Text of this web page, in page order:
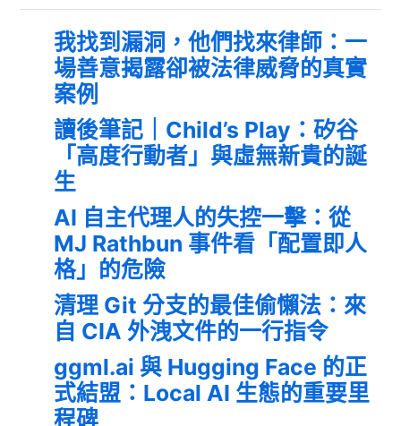
我找到漏洞，他們找來律師：一
場善意揭露卻被法律威脅的真實
案例
讀後筆記｜Child’s Play：矽谷
「高度行動者」與虛無新貴的誕
生
AI 自主代理人的失控一擊：從
MJ Rathbun 事件看「配置即人
格」的危險
清理 Git 分支的最佳偷懶法：來
自 CIA 外洩文件的一行指令
ggml.ai 與 Hugging Face 的正
式結盟：Local AI 生態的重要里
程碑